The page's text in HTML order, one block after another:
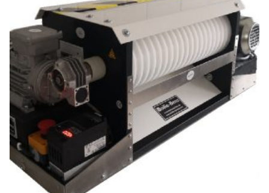
mehrere
Varianten
auf.
Die
Optionen
können
auf
der
Produktseite
gewählt
werden